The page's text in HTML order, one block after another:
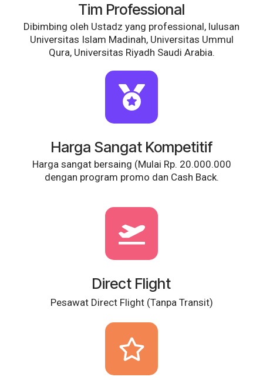
Tim Professional
Dibimbing oleh Ustadz yang professional, lulusan
Universitas Islam Madinah, Universitas Ummul
Qura, Universitas Riyadh Saudi Arabia.
Harga Sangat Kompetitif
Harga sangat bersaing (Mulai Rp. 20.000.000
dengan program promo dan Cash Back.
Direct Flight
Pesawat Direct Flight (Tanpa Transit)